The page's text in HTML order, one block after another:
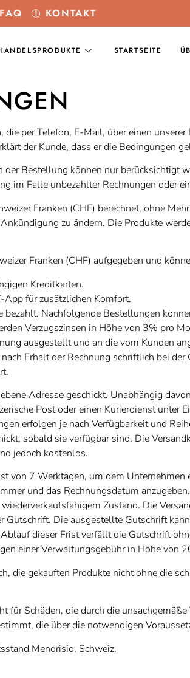
KONTAKT
STARTSEITE
per Telefon, E-Mail, über einen
der Kunde, dass er die Bedingungen
Bestellung können nur berücksichtigt
im Falle unbezahlter Rechnungen oder
Franken (CHF) berechnet, ohne
zu ändern. Die Produkte
Franken (CHF) aufgegeben und
Kreditkarten.
für zusätzlichen Komfort.
Nachfolgende Bestellungen
Verzugszinsen in Höhe von 3% pro
ausgestellt und an die vom Kunden
Erhalt der Rechnung schriftlich bei
Adresse geschickt. Unabhängig
Post oder einen Kurierdienst unter
erfolgen je nach Verfügbarkeit und
sobald sie verfügbar sind. Die
jedoch kostenlos.
von 7 Werktagen, um dem
und das Rechnungsdatum
Zustand. Die
Gutschrift. Die ausgestellte Gutschrift
dieser Frist verfällt die Gutschrift
einer Verwaltungsgebühr in Höhe von
die gekauften Produkte nicht ohne die
für Schäden, die durch die
die über die notwendigen
Mendrisio, Schweiz.